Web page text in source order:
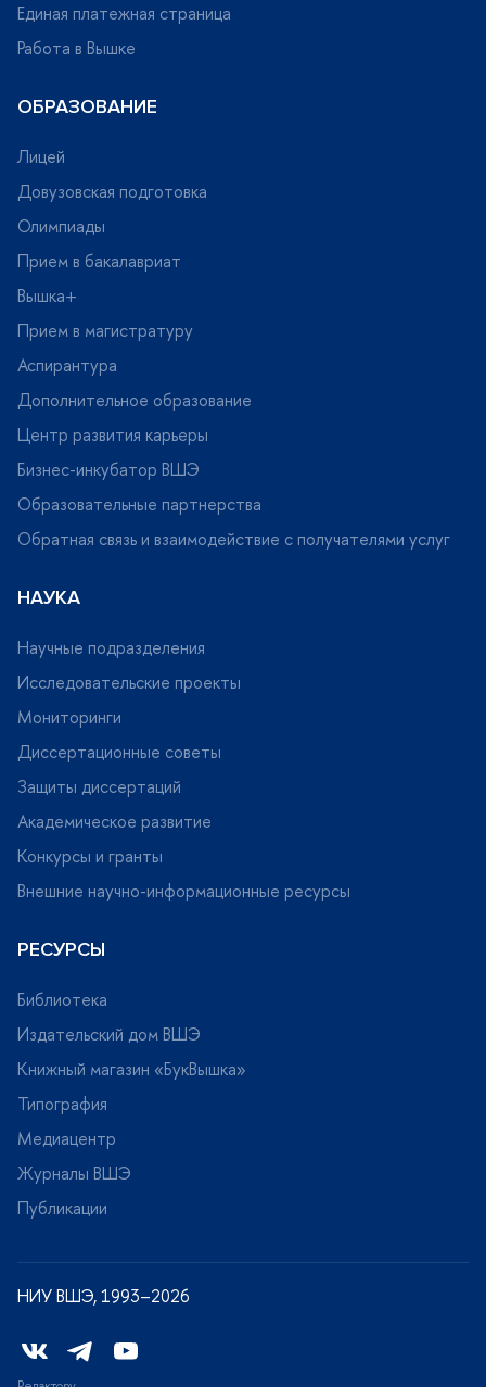
Единая платежная страница
Работа в Вышке
ОБРАЗОВАНИЕ
Лицей
Довузовская подготовка
Олимпиады
Прием в бакалавриат
ышка+
Прием в магистратуру
Аспирантура
Дополнительное образование
Центр развития карьеры
Бизнес-инкубатор ВШЭ
Образовательные партнерства
Обратная связь и взаимодействие с получателями услу
НАУКА
Научные подразделения
Исследовательские проекты
Мониторинги
Диссертационные советы
Защиты диссертаций
Академическое развитие
Конкурсы и гранты
нешние научно-информационные ресурсы
РЕСУРСЫ
Библиотека
Издательский дом ВШЭ
Книжный магазин «БукВышка»
Типография
Медиацентр
Журналы ВШЭ
Публикации
НИУ ВШЭ, 1993–2026